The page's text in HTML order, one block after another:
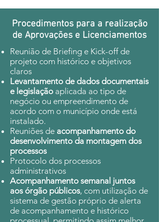
Procedimentos para a realização
de Aprovações e Licenciamentos
Reunião de Briefing e Kick-off de
projeto com histórico e objetivos
claros
Levantamento de dados documentais
e legislação aplicada ao tipo de
negócio ou empreendimento de
acordo com o município onde está
instalado.
Reuniões de acompanhamento do
desenvolvimento da montagem dos
processos
Protocolo dos processos
administrativos
Acompanhamento semanal juntos
aos órgão públicos, com utilização de
sistema de gestão próprio de alerta
de acompanhamento e histórico